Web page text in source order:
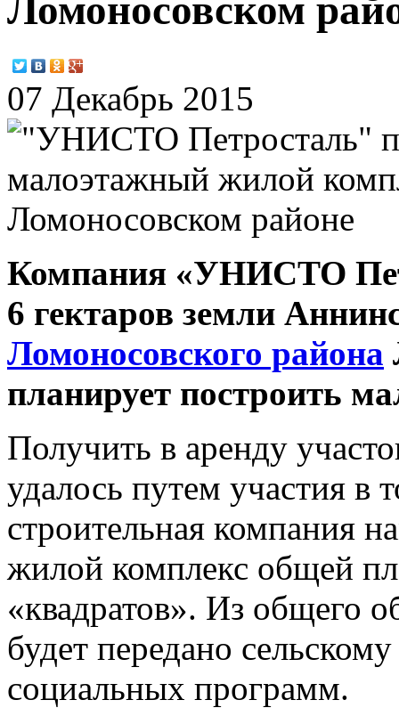
Ломоносовском
07 Декабрь 2015
Компания «УНИСТО
6 гектаров земли
Ломоносовского района
планирует построить
Получить в аренду
удалось путем участия в
строительная компания
жилой комплекс общей
«квадратов». Из общего
будет передано
социальных программ.